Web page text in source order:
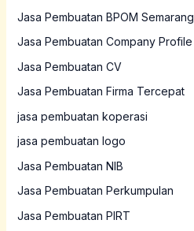
Jasa Pembuatan BPOM Semarang
Jasa Pembuatan Company Profile
Jasa Pembuatan CV
Jasa Pembuatan Firma Tercepat
jasa pembuatan koperasi
jasa pembuatan logo
Jasa Pembuatan NIB
Jasa Pembuatan Perkumpulan
Jasa Pembuatan PIRT